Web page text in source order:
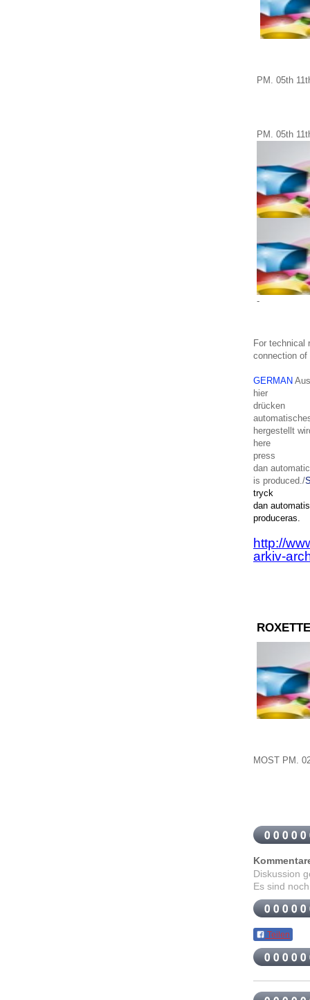
PM . 05th
PM . 05th
-
For technical
connection
GERMAN
hier
drücken
hergestellt
here
press
dan automatic
is produced./
tryck
dan
produceras.
http://
arkiv-
MOST PM.
Diskussion
Es sind
Teilen